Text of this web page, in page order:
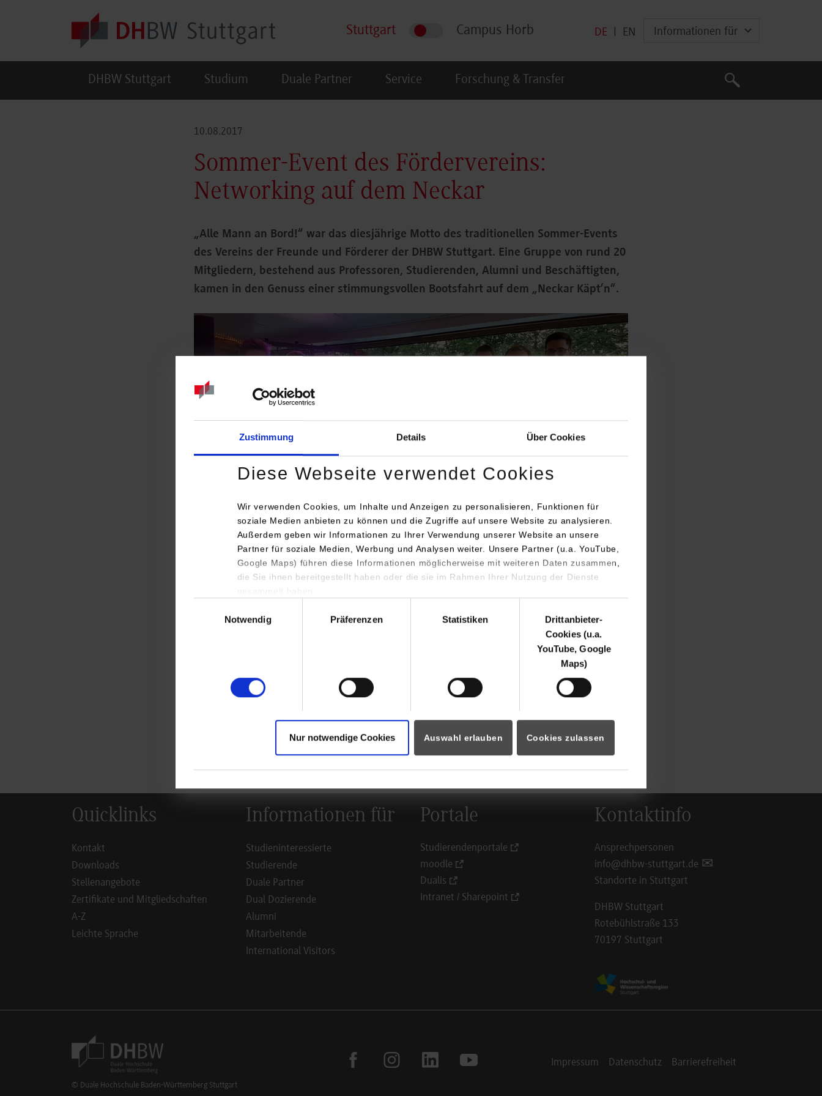
Zustimmung Details Über Cookies
Diese Webseite verwendet Cookies
Wir verwenden Cookies, um Inhalte und Anzeigen zu personalisieren, Funktionen für
soziale Medien anbieten zu können und die Zugriffe auf unsere Website zu analysieren.
Außerdem geben wir Informationen zu Ihrer Verwendung unserer Website an unsere
Partner für soziale Medien, Werbung und Analysen weiter. Unsere Partner (u.a. YouTube,
Google Maps) führen diese Informationen möglicherweise mit weiteren Daten zusammen,
die Sie ihnen bereitgestellt haben oder die sie im Rahmen Ihrer Nutzung der Dienste
Notwendig
Präferenzen Statistiken
Drittanbieter-
Cookies (u.a.
YouTube, Google
Maps)
Nur notwendige Cookies Auswahl erlauben Cookies zulassen
Stuttgart Campus Horb DE EN Informationen für
DHBW Stuttgart Studium Duale Partner Service Forschung & Transfer
Suche
Suche
10.08.2017
Sommer-Event des Fördervereins:
Networking auf dem Neckar
„Alle Mann an Bord!“ war das diesjährige Motto des traditionellen Sommer-Events
des Vereins der Freunde und Förderer der DHBW Stuttgart. Eine Gruppe von rund 20
Mitgliedern, bestehend aus Professoren, Studierenden, Alumni und Beschäftigten,
kamen in den Genuss einer stimmungsvollen Bootsfahrt auf dem „Neckar Käpt’n“.
Bei der gut 3-stündigen Fahrt durch das romantische Neckartal kamen die Teilnehmerinnen und
Teilnehmer zunächst in den Genuss eines reichhaltigen Buffets. Anschließend bot sich die Gelegenheit
bei der „Boat-Party“ mitzufeiern, die herrliche Naturkulisse entlang der beiden Uferseiten zu genießen
Zusammenfassend war das diesjährige Sommer-Event eine gelungene Veranstaltung. Für die
Vereinsmitglieder wird auch in Zukunft das Motto lauten: „Volle Fahrt voraus!“, sei es im Job oder im
Studium an der DHBW Stuttgart.
Quicklinks
Kontakt
Downloads
Stellenangebote
Zertifikate und Mitgliedschaften
A-Z
Leichte Sprache
Informationen für
Studieninteressierte
Studierende
Duale Partner
Dual Dozierende
Alumni
Mitarbeitende
International Visitors
Portale
Studierendenportale
moodle
Dualis
Intranet / Sharepoint
Kontaktinfo
Ansprechpersonen
info@dhbw-stuttgart.de
Standorte in Stuttgart
DHBW Stuttgart
Rotebühlstraße 133
70197 Stuttgart
Footer Meta Navigation
facebook instagramlinkedin youtube Impressum Datenschutz Barrierefreiheit
© Duale Hochschule Baden-Württemberg Stuttgart